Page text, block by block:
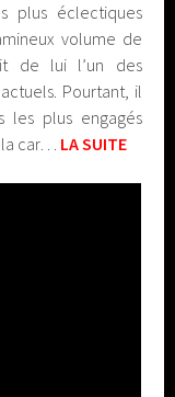
plus éclectiques
volume de
de lui l’un des
Pourtant, il
les plus engagés
car… LA SUITE